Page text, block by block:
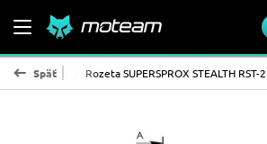
Späť
- STEALTH Rozeta SUPERSPROX STEALTH